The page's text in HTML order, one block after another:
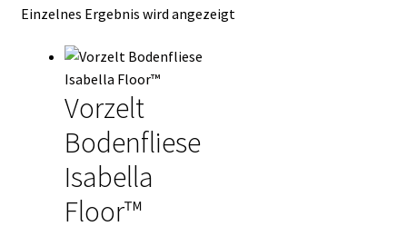
Kasse
Mein Konto
Mein Konto
Vertrag widerrufen
Warenkorb
Einzelnes Ergebnis wird angezeigt
Vorzelt
Bodenfliese
Isabella
Floor™